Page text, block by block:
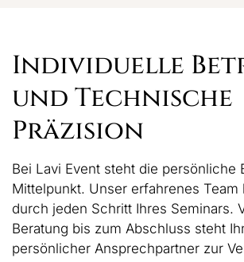
Individuelle
und Technische
Präzision
Bei Lavi Event steht die persönliche
Mittelpunkt. Unser erfahrenes Team
durch jeden Schritt Ihres Seminars.
Beratung bis zum Abschluss steht
persönlicher Ansprechpartner zur